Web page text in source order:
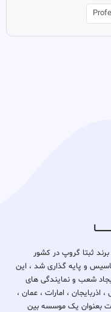
1381 تحت نام و برند ثبتا گروپ در کشور
و پایه گذاری شد ، این
شعب و نمایندگی های
اذربایجان ، امارات ، عمان ،
بعنوان یک موسسه بین